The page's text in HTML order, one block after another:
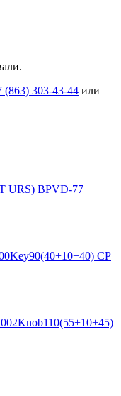
(863) 303-43-44 или
URS) BPVD-77
CP